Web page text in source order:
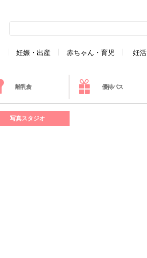
妊娠・出産 赤ちゃん・育児 妊活
離乳食 優待パス
写真スタジオ